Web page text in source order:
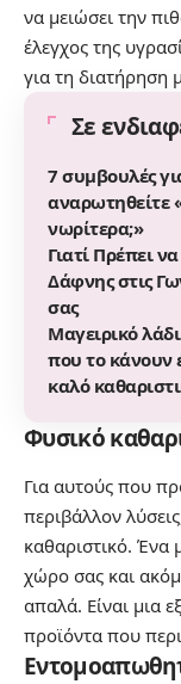
να μειώσει την
έλεγχος της
για τη διατήρηση
Σε
7 συμβουλές
αναρωτηθείτε
νωρίτερα;»
Γιατί Πρέπει
Δάφνης στις
σας
Μαγειρικό
που το κάνουν
καλό
Φυσικό
Για αυτούς που
περιβάλλον
καθαριστικό. Ένα
χώρο σας και
απαλά. Είναι μια
προϊόντα που